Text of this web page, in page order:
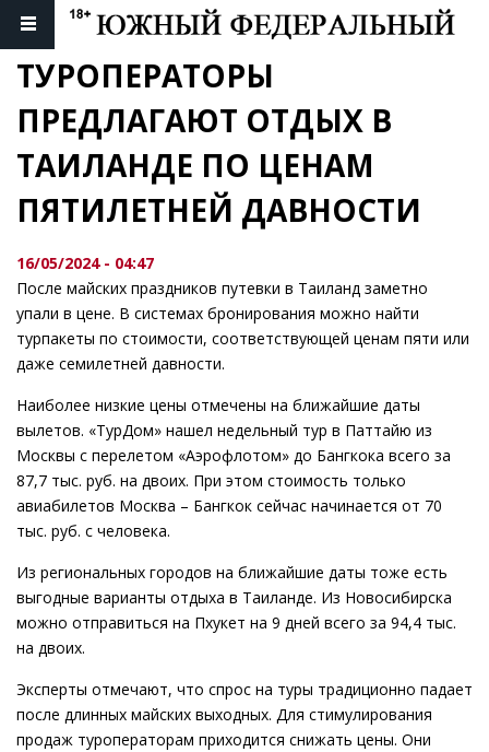
ТУРОПЕРАТОРЫ
ПРЕДЛАГАЮТ ОТДЫХ В
ТАИЛАНДЕ ПО ЦЕНАМ
ПЯТИЛЕТНЕЙ ДАВНОСТИ
16/05/2024 - 04:47
После майских праздников путевки в Таиланд заметно
упали в цене. В системах бронирования можно найти
турпакеты по стоимости, соответствующей ценам пяти или
даже семилетней давности.
Наиболее низкие цены отмечены на ближайшие даты
вылетов. «ТурДом» нашел недельный тур в Паттайю из
Москвы с перелетом «Аэрофлотом» до Бангкока всего за
87,7 тыс. руб. на двоих. При этом стоимость только
авиабилетов Москва – Бангкок сейчас начинается от 70
тыс. руб. с человека.
Из региональных городов на ближайшие даты тоже есть
выгодные варианты отдыха в Таиланде. Из Новосибирска
можно отправиться на Пхукет на 9 дней всего за 94,4 тыс.
на двоих.
Эксперты отмечают, что спрос на туры традиционно падает
после длинных майских выходных. Для стимулирования
продаж туроператорам приходится снижать цены. Они